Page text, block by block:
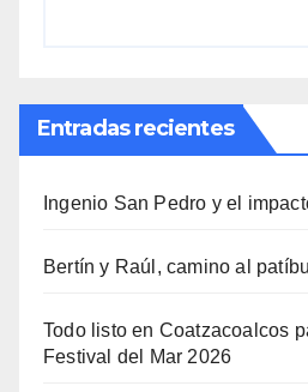
Entradas recientes
Ingenio San Pedro y el
Bertín y Raúl, camino al
Todo listo en Coatzacoalcos
Festival del Mar 2026